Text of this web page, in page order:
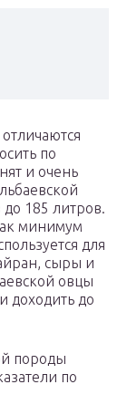
по
и очень
185 литров.
минимум
для
сыры и
овцы
доходить до
породы
по